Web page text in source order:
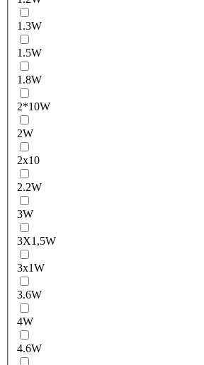
1.3W
1.5W
1.8W
2*10W
2W
2x10
2.2W
3W
3X1,5W
3x1W
3.6W
4W
4.6W